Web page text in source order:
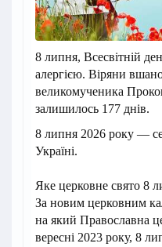
8 липня, Всесвітній
алергією. Віряни
великомученика
залишилось 177 днів.
8 липня 2026 року —
Україні.
Яке церковне свято 8
За новим церковним
на який Православна
вересні 2023 року, 8